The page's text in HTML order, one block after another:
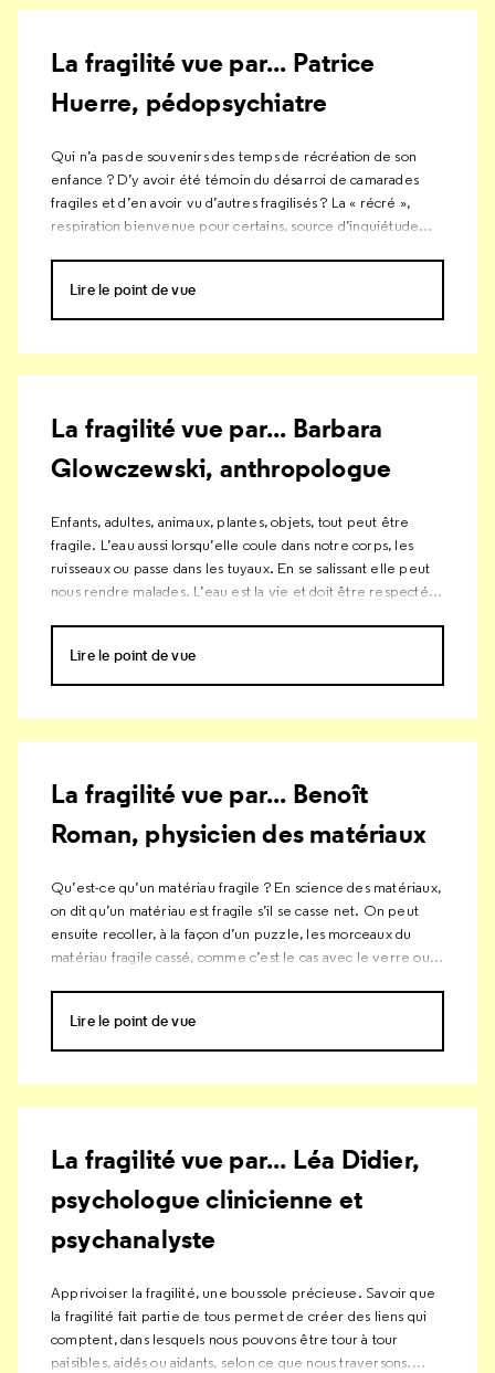
La fragilité vue par... Patrice
Huerre, pédopsychiatre
Qui n’a pas de souvenirs des temps de récréation de son
enfance ? D’y avoir été témoin du désarroi de camarades
fragiles et d’en avoir vu d’autres fragilisés ? La « récré »,
respiration bienvenue pour certains, source d’inquiétude
Lire le point de vue
La fragilité vue par... Barbara
Glowczewski, anthropologue
Enfants, adultes, animaux, plantes, objets, tout peut être
fragile. L’eau aussi lorsqu’elle coule dans notre corps, les
ruisseaux ou passe dans les tuyaux. En se salissant elle peut
nous rendre malades. L’eau est la vie et doit être respectée
Lire le point de vue
La fragilité vue par... Benoît
Roman, physicien des matériaux
Qu’est-ce qu’un matériau fragile ? En science des matériaux,
on dit qu’un matériau est fragile s’il se casse net. On peut
ensuite recoller, à la façon d’un puzzle, les morceaux du
matériau fragile cassé, comme c’est le cas avec le verre ou la
faire deux morceaux : ce sont des matériaux ductiles, le
contraire de fragile.
Lire le point de vue
La fragilité vue par... Léa Didier,
psychologue clinicienne et
psychanalyste
Apprivoiser la fragilité, une boussole précieuse. Savoir que
la fragilité fait partie de tous permet de créer des liens qui
comptent, dans lesquels nous pouvons être tour à tour
paisibles, aidés ou aidants, selon ce que nous traversons.